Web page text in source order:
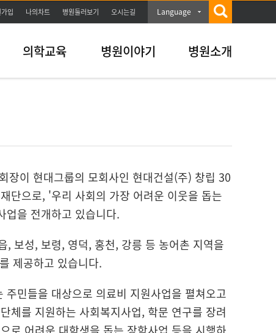
입 나의차트 병원둘러보기 오시는길 Language
의학교육 병원이야기 병원소개
장이 현대그룹의 모회사인 현대건설(주) 창립 30
단으로, '우리 사회의 가장 어려운 이웃을 돕는
업을 전개하고 있습니다.
, 보성, 보령, 영덕, 홍천, 강릉 등 농어촌 지역을
제공하고 있습니다.
민들을 대상으로 의료비 지원사업을 펼쳐오고
체를 지원하는 사회복지사업, 학문 연구를 장려